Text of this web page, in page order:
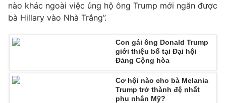
Liên hệ tòa soạn
THỜI BÁO VTV
nào khác ngoài việc ủng hộ ông Trump mới ngăn được
bà Hillary vào Nhà Trắng”.
Con gái ông Donald Trump
giới thiệu bố tại Đại hội
Đảng Cộng hòa
Cơ hội nào cho bà Melania
Trump trở thành đệ nhất
phu nhân Mỹ?